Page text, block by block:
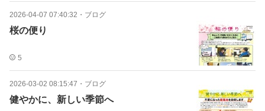
2026-04-07 07:40:32 ・ ブログ
桜の便り
5
2026-03-02 08:15:47 ・ ブログ
健やかに、新しい季節へ